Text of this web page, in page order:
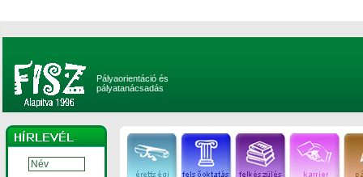
Pályaorientáció és
pályatanácsadás